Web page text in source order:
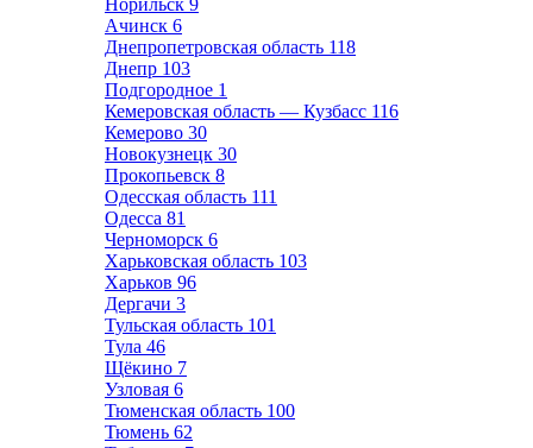
Норильск 9
Ачинск 6
Днепропетровская область 118
Днепр 103
Подгородное 1
Кемеровская область — Кузбасс 116
Кемерово 30
Новокузнецк 30
Прокопьевск 8
Одесская область 111
Одесса 81
Черноморск 6
Харьковская область 103
Харьков 96
Дергачи 3
Тульская область 101
Тула 46
Щёкино 7
Узловая 6
Тюменская область 100
Тюмень 62